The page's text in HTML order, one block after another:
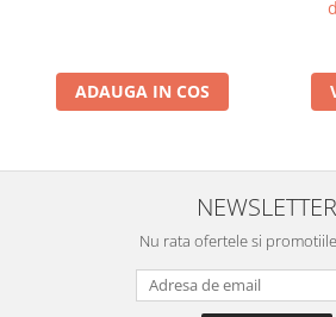
Margele HAMA MAXI
Mărgele HAMA MIDI
Stimulare auditiva
Stimulare olfactivă
Stimulare tactila
ADAUGA IN COS
NEWSLETTER
Nu rata ofertele si